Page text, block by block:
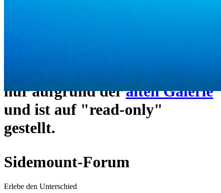
Das alte Forum hier existiert
nur aufgrund deralten Galerie
und ist auf "read-only"
gestellt.
Sidemount-Forum
Erlebe den Unterschied